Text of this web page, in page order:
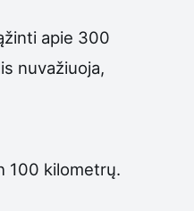
apie 300
nuvažiuoja,
100 kilometrų.